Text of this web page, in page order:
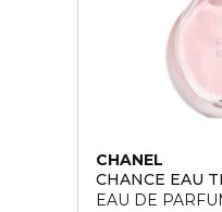
CHANEL
CHANCE EAU
EAU DE